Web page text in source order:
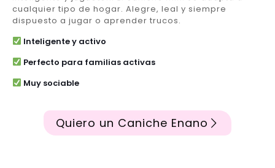
cualquier tipo de hogar. Alegre, leal y siempre
dispuesto a jugar o aprender trucos.
Inteligente y activo
Perfecto para familias activas
Muy sociable
Quiero un Caniche Enano